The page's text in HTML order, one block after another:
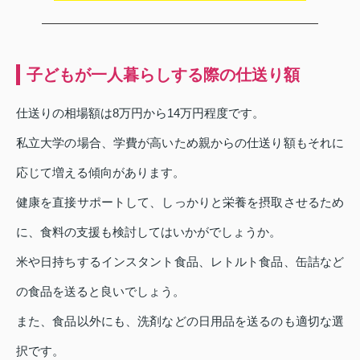
子どもが一人暮らしする際の仕送り額
仕送りの相場額は8万円から14万円程度です。
私立大学の場合、学費が高いため親からの仕送り額もそれに
応じて増える傾向があります。
健康を直接サポートして、しっかりと栄養を摂取させるため
に、食料の支援も検討してはいかがでしょうか。
米や日持ちするインスタント食品、レトルト食品、缶詰など
の食品を送ると良いでしょう。
また、食品以外にも、洗剤などの日用品を送るのも適切な選
択です。